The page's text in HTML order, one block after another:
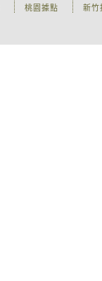
新竹
桃園據點